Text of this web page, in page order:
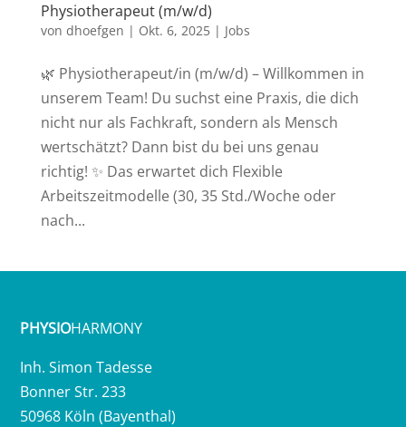
Physiotherapeut (m/w/d)
von dhoefgen | Okt. 6, 2025| Jobs
🌿 Physiotherapeut/in (m/w/d) – Willkommen in
unserem Team! Du suchst eine Praxis, die dich
nicht nur als Fachkraft, sondern als Mensch
wertschätzt? Dann bist du bei uns genau
richtig! ✨ Das erwartet dich Flexible
Arbeitszeitmodelle (30, 35 Std./Woche oder
nach...
PHYSIOHARMONY
Inh. Simon Tadesse
Bonner Str. 233
50968 Köln (Bayenthal)